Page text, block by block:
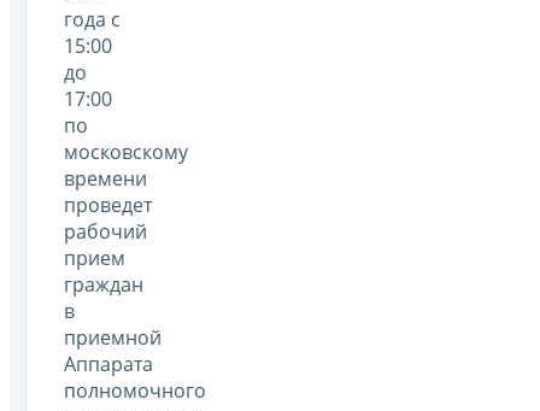
года с
15:00
до
17:00
по
московскому
времени
проведет
рабочий
прием
граждан
в
приемной
Аппарата
полномочного